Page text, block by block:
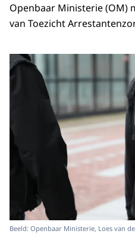
Openbaar Ministerie (OM)
van Toezicht
Beeld: Openbaar Ministerie, Loes van